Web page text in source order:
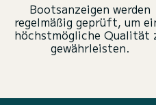
Bootsanzeigen werden
regelmäßig geprüft, um
höchstmögliche Qualität
gewährleisten.